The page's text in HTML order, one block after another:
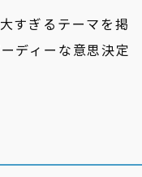
すぎるテーマを掲
ディーな意思決定